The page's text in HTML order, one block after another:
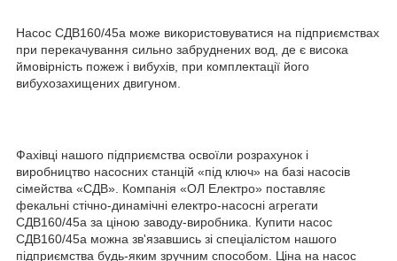
Насос СДВ160/45а може використовуватися на підприємствах
при перекачування сильно забруднених вод, де є висока
ймовірність пожеж і вибухів, при комплектації його
вибухозахищених двигуном.
Фахівці нашого підприємства освоїли розрахунок і
виробництво насосних станцій «під ключ» на базі насосів
сімейства «СДВ». Компанія «ОЛ Електро» поставляє
фекальні стічно-динамічні електро-насосні агрегати
СДВ160/45а за ціною заводу-виробника. Купити насос
СДВ160/45а можна зв'язавшись зі спеціалістом нашого
підприємства будь-яким зручним способом. Ціна на насос